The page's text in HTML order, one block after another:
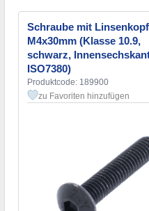
Schraube mit Linsenkopf
M4x30mm (Klasse 10.9,
schwarz,
ISO7380)
Produktcode: 189900
zu Favoriten hinzufügen